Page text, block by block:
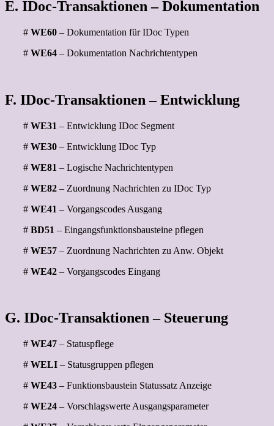
E. IDoc-Transaktionen – Dokumentation
# WE60 – Dokumentation für IDoc Typen
# WE64 – Dokumentation Nachrichtentypen
F. IDoc-Transaktionen – Entwicklung
# WE31 – Entwicklung IDoc Segment
# WE30 – Entwicklung IDoc Typ
# WE81 – Logische Nachrichtentypen
# WE82 – Zuordnung Nachrichten zu IDoc Typ
# WE41 – Vorgangscodes Ausgang
# BD51 – Eingangsfunktionsbausteine pflegen
# WE57 – Zuordnung Nachrichten zu Anw. Objekt
# WE42 – Vorgangscodes Eingang
G. IDoc-Transaktionen – Steuerung
# WE47 – Statuspflege
# WELI – Statusgruppen pflegen
# WE43 – Funktionsbaustein Statussatz Anzeige
# WE24 – Vorschlagswerte Ausgangsparameter